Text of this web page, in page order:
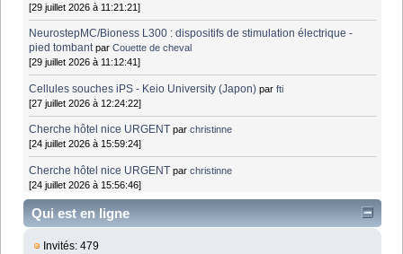
[29 juillet 2026 à 11:21:21]
NeurostepMC/Bioness L300 : dispositifs de stimulation électrique -
pied tombant parCouette de cheval
[29 juillet 2026 à 11:12:41]
Cellules souches iPS - Keio University (Japon) parfti
[27 juillet 2026 à 12:24:22]
Cherche hôtel nice URGENT parchristinne
[24 juillet 2026 à 15:59:24]
Cherche hôtel nice URGENT parchristinne
[24 juillet 2026 à 15:56:46]
Qui est en ligne
Invités: 479